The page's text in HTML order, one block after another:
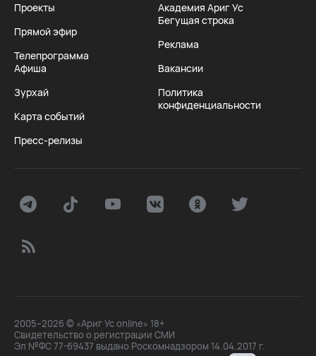
Проекты
Прямой эфир
Телепрограмма
Афиша
Зурхай
Карта событий
Пресс-релизы
Академия Ариг Ус
Бегущая строка
Реклама
Вакансии
Политика
конфиденциальности
2005–2026 © «Ариг Ус online» 18+
Свидетельство о регистрации СМИ
Эл №ФС 77-69437 выдано Роскомнадзором 14.04.2017 г.